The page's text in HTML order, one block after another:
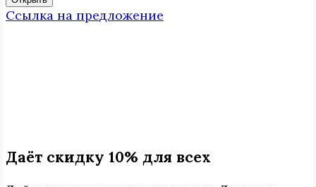
Ссылка на предложение
Даёт скидку 10% для всех